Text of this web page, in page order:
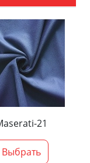
21
Выбрать